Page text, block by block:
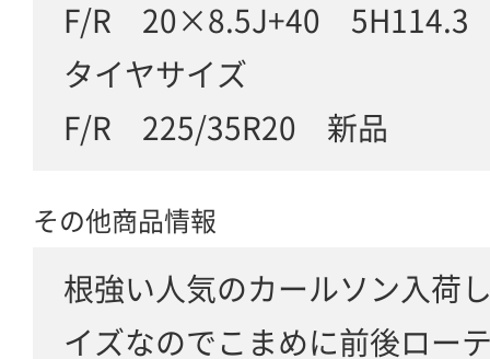
F/R 20×8.5J+40 5H114.3
タイヤサイズ
F/R 225/35R20 新品
その他商品情報
根強い人気のカールソン入荷
イズなのでこまめに前後ロー